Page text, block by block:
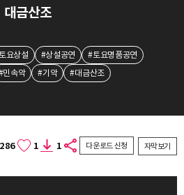
대금산조
요상설 #상설공연
#토요명품공연
민속악 #기악 #대금산조
286 1 1 다운로드 신청 자막보기